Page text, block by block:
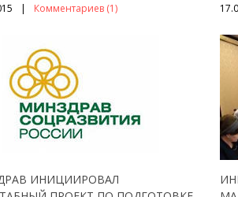
Комментариев (1)
ИНИЦИИРОВАЛ